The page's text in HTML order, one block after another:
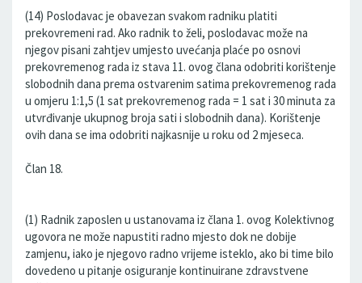
(14) Poslodavac je obavezan svakom radniku platiti
prekovremeni rad. Ako radnik to želi, poslodavac može na
njegov pisani zahtjev umjesto uvećanja plaće po osnovi
prekovremenog rada iz stava 11. ovog člana odobriti korištenje
slobodnih dana prema ostvarenim satima prekovremenog rada
u omjeru 1:1,5 (1 sat prekovremenog rada = 1 sat i 30 minuta za
utvrđivanje ukupnog broja sati i slobodnih dana). Korištenje
ovih dana se ima odobriti najkasnije u roku od 2 mjeseca.
Član 18.
(1) Radnik zaposlen u ustanovama iz člana 1. ovog Kolektivnog
ugovora ne može napustiti radno mjesto dok ne dobije
zamjenu, iako je njegovo radno vrijeme isteklo, ako bi time bilo
dovedeno u pitanje osiguranje kontinuirane zdravstvene